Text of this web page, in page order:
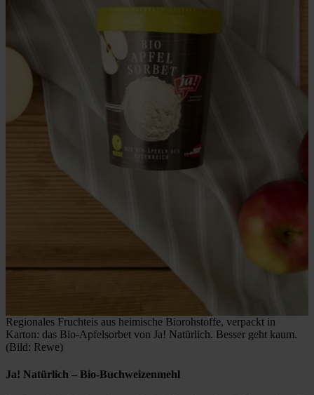
Regionales Fruchteis aus heimische Biorohstoffe, verpackt in
Karton: das Bio-Apfelsorbet von Ja! Natürlich. Besser geht kaum.
(Bild: Rewe)
Ja! Natürlich – Bio-Buchweizenmehl